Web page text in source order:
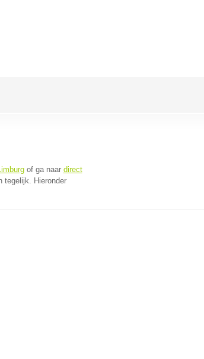
of ga naar direct
tegelijk. Hieronder